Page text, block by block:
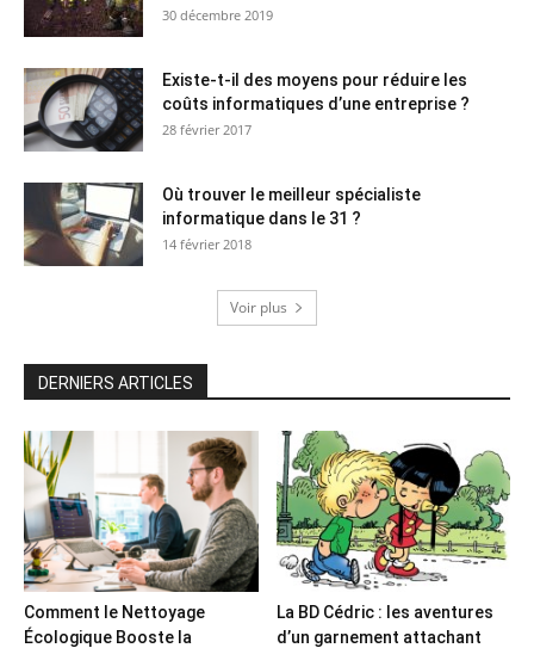
30 décembre 2019
Existe-t-il des moyens pour réduire les
coûts informatiques d’une entreprise ?
28 février 2017
Où trouver le meilleur spécialiste
informatique dans le 31 ?
14 février 2018
Voir plus
DERNIERS ARTICLES
Comment le Nettoyage
Écologique Booste la
La BD Cédric : les aventures
d’un garnement attachant